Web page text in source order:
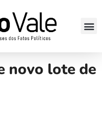
novo lote de